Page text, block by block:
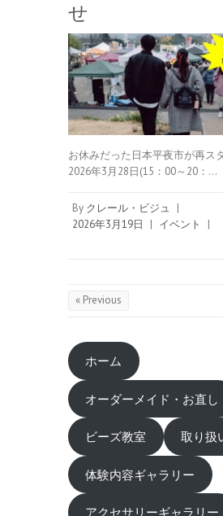
せ
お休みだった日本平夜市が再ス
2026年3月28日(15：00～20：…
By クレール・ビジュ
|
2026年3月19日
| イベント
|
« Previous
ホーム
オーダーメイド・お直し
ビーズ教室 取り扱
体験内容ギャラリー
アクセサリーギャラリー